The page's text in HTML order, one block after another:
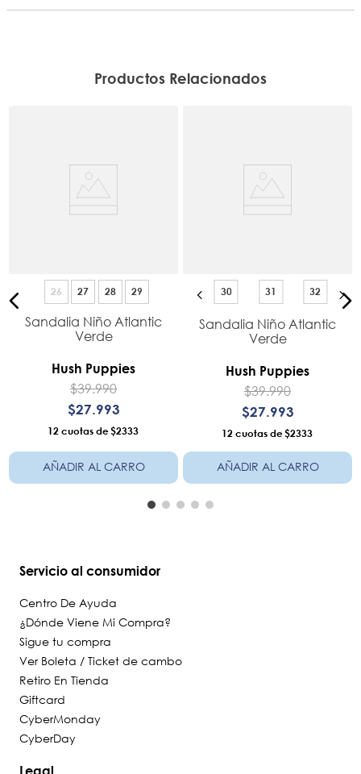
Productos Relacionados
26 27 28 29
Sandalia Niño Atlantic
Verde
Hush Puppies
$39.990
$27.993
12 $2333
AÑADIR AL CARRO
30 31 32
Sandalia Niño Atlantic
Verde
Hush Puppies
$39.990
$27.993
12 $2333
AÑADIR AL CARRO
Servicio al consumidor
Centro De Ayuda
¿Dónde Viene Mi Compra?
Sigue tu compra
Ver Boleta / Ticket de cambo
Retiro En Tienda
Giftcard
CyberMonday
CyberDay
Legal